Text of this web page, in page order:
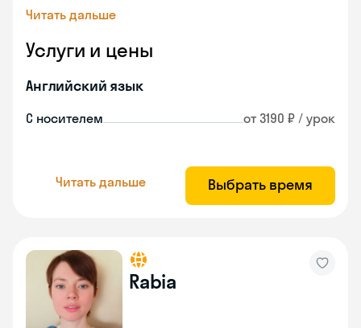
Читать дальше
Услуги и цены
Английский язык
С носителем от 3190 ₽ / урок
Читать дальше Выбрать время
Rabia